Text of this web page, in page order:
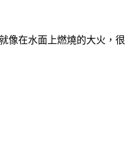
像在水面上燃燒的大火，很